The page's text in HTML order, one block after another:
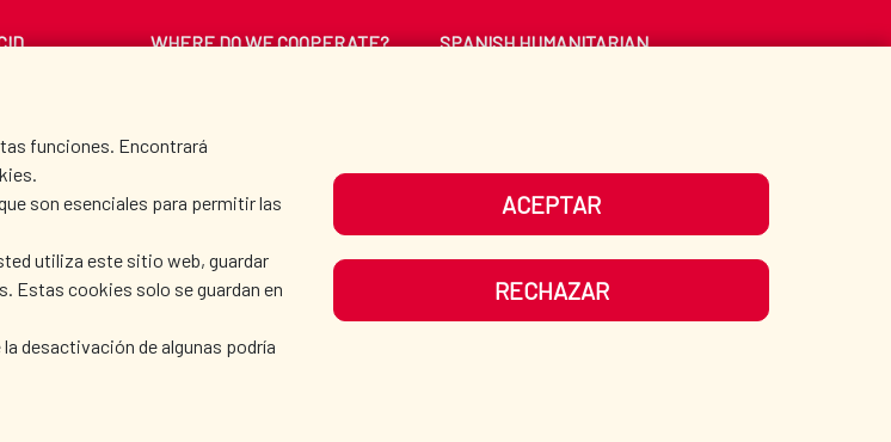
funciones. Encontrará
son esenciales para permitir las
utiliza este sitio web, guardar
Estas cookies solo se guardan en
desactivación de algunas podría
ACEPTAR
RECHAZAR
WHERE DO WE COOPERATE?
SPANISH HUMANITARIAN
CULTURE AND SCIENCE
OUR SOCIAL MEDIA